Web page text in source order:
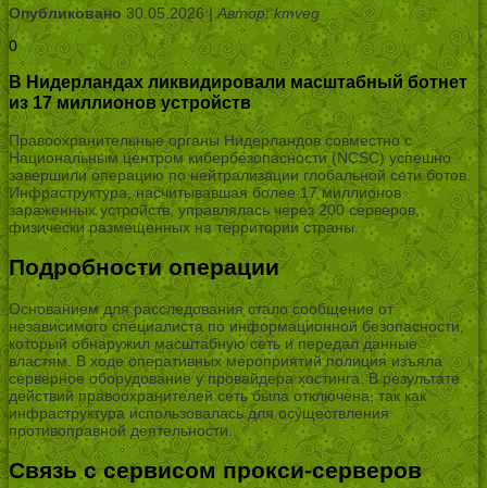
Опубликовано30.05.2026 |Автор: kmveg
0
В Нидерландах ликвидировали масштабный ботнет
из 17 миллионов устройств
Правоохранительные органы Нидерландов совместно с
Национальным центром кибербезопасности (NCSC) успешно
завершили операцию по нейтрализации глобальной сети ботов.
Инфраструктура, насчитывавшая более 17 миллионов
зараженных устройств, управлялась через 200 серверов,
физически размещенных на территории страны.
Подробности операции
Основанием для расследования стало сообщение от
независимого специалиста по информационной безопасности,
который обнаружил масштабную сеть и передал данные
властям. В ходе оперативных мероприятий полиция изъяла
серверное оборудование у провайдера хостинга. В результате
действий правоохранителей сеть была отключена, так как
инфраструктура использовалась для осуществления
противоправной деятельности.
Связь с сервисом прокси-серверов